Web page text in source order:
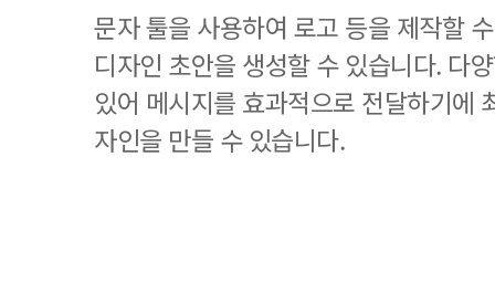
문자 툴을 사용하여 로고 등을 제작할
디자인 초안을 생성할 수 있습니다. 다
있어 메시지를 효과적으로 전달하기에
자인을 만들 수 있습니다.